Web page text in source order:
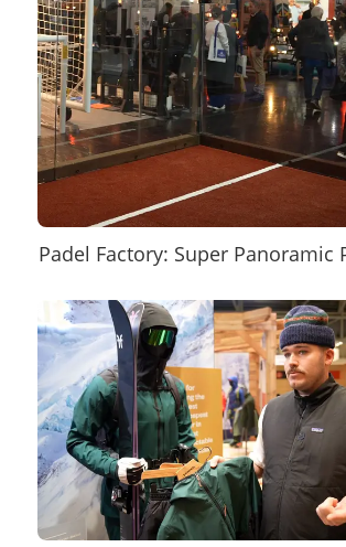
Padel Factory: Super Panoramic